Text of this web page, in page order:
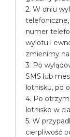
2. W dniu
numer
wylotu i
zmienimy
3. Po
SMS lub
lotnisku, po
4. Po
lotnisko w
5. W
cierpliwość